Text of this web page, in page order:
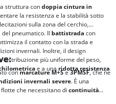
struttura condoppia cintura in
la resistenza e la stabilità sotto
sulla zona del cerchio,
pneumatico. Il battistradacon
il contatto con la strada e
invernali. Inoltre, il design
distribuzione più uniforme del peso,
e a unaridottaresistenza
conmarcatureM+Se3PMSF, che ne
invernali severe. È una
che necessitano di continuità